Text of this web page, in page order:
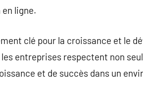
ligne.
clé pour la croissance et le
entreprises respectent non
et de succès dans un